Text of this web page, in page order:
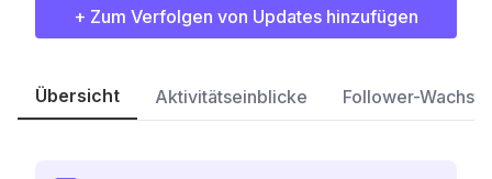
+ Zum Verfolgen von Updates hinzufügen
Übersicht Aktivitätseinblicke Follower-